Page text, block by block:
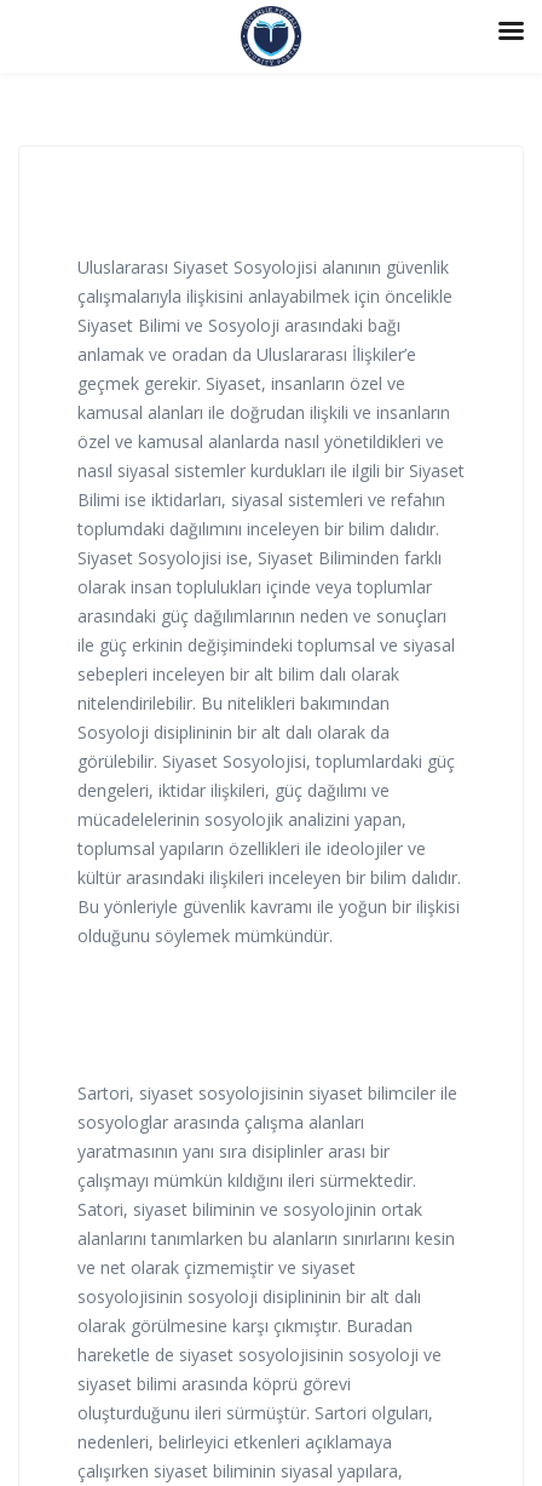
Uluslararası Siyaset Sosyolojisi alanının güvenlik
çalışmalarıyla ilişkisini anlayabilmek için öncelikle
Siyaset Bilimi ve Sosyoloji arasındaki bağı
anlamak ve oradan da Uluslararası İlişkiler’e
geçmek gerekir. Siyaset, insanların özel ve
kamusal alanları ile doğrudan ilişkili ve insanların
özel ve kamusal alanlarda nasıl yönetildikleri ve
nasıl siyasal sistemler kurdukları ile ilgili bir Siyaset
Bilimi ise iktidarları, siyasal sistemleri ve refahın
toplumdaki dağılımını inceleyen bir bilim dalıdır.
Siyaset Sosyolojisi ise, Siyaset Biliminden farklı
olarak insan toplulukları içinde veya toplumlar
arasındaki güç dağılımlarının neden ve sonuçları
ile güç erkinin değişimindeki toplumsal ve siyasal
sebepleri inceleyen bir alt bilim dalı olarak
nitelendirilebilir. Bu nitelikleri bakımından
Sosyoloji disiplininin bir alt dalı olarak da
görülebilir. Siyaset Sosyolojisi, toplumlardaki güç
dengeleri, iktidar ilişkileri, güç dağılımı ve
mücadelelerinin sosyolojik analizini yapan,
toplumsal yapıların özellikleri ile ideolojiler ve
kültür arasındaki ilişkileri inceleyen bir bilim dalıdır.
Bu yönleriyle güvenlik kavramı ile yoğun bir ilişkisi
olduğunu söylemek mümkündür.
Sartori, siyaset sosyolojisinin siyaset bilimciler ile
sosyologlar arasında çalışma alanları
yaratmasının yanı sıra disiplinler arası bir
çalışmayı mümkün kıldığını ileri sürmektedir.
Satori, siyaset biliminin ve sosyolojinin ortak
alanlarını tanımlarken bu alanların sınırlarını kesin
ve net olarak çizmemiştir ve siyaset
sosyolojisinin sosyoloji disiplininin bir alt dalı
olarak görülmesine karşı çıkmıştır. Buradan
hareketle de siyaset sosyolojisinin sosyoloji ve
siyaset bilimi arasında köprü görevi
oluşturduğunu ileri sürmüştür. Sartori olguları,
nedenleri, belirleyici etkenleri açıklamaya
çalışırken siyaset biliminin siyasal yapılara,